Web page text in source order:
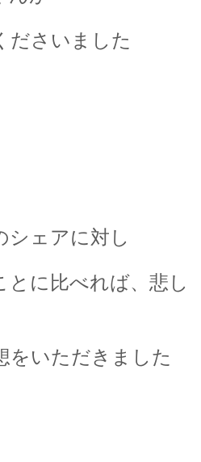
ださいました
シェアに対し
とに比べれば、悲し
をいただきました